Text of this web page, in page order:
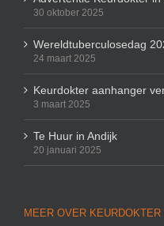
30 oktober 2025
Wereldtuberculosedag
24 maart 2025
Keurdokter aanhanger
3 maart 2025
Te Huur in Andijk
20 januari 2025
MEER OVER KEURDOKTER